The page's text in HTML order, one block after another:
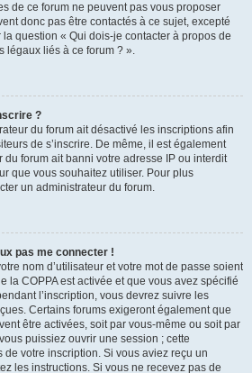
de ce forum ne peuvent pas vous proposer
donc pas être contactés à ce sujet, excepté
la question « Qui dois-je contacter à propos de
légaux liés à ce forum ? ».
?
du forum ait désactivé les inscriptions afin
de s’inscrire. De même, il est également
du forum ait banni votre adresse IP ou interdit
que vous souhaitez utiliser. Pour plus
un administrateur du forum.
pas me connecter !
nom d’utilisateur et votre mot de passe soient
la COPPA est activée et que vous avez spécifié
l’inscription, vous devrez suivre les
Certains forums exigeront également que
être activées, soit par vous-même ou soit par
puissiez ouvrir une session ; cette
votre inscription. Si vous aviez reçu un
les instructions. Si vous ne recevez pas de